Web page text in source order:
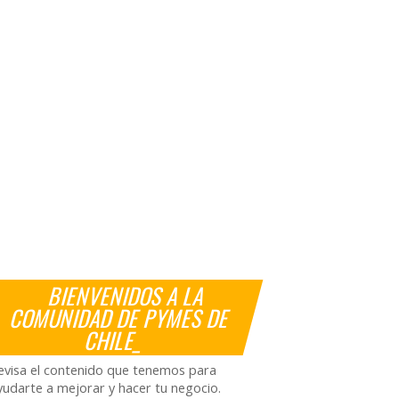
BIENVENIDOS A LA
COMUNIDAD DE PYMES DE
CHILE_
el contenido que tenemos para
a mejorar y hacer tu negocio.